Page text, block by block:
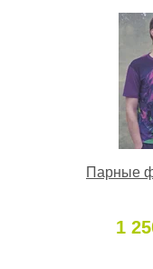
Парные
1